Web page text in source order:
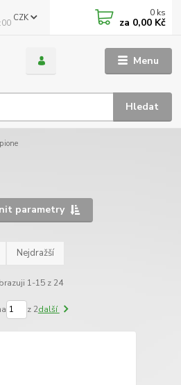
Menu
CZK
Hledat
0 ks
za 0,00 Kč
parametry
Nejdražší
1-15 z 24
z 2další